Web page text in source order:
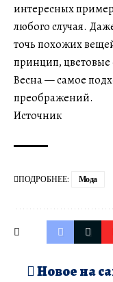
интересных
любого случая.
точь похожих
принцип, цветовые
Весна — самое
преображений.
Источник
ПОДРОБНЕЕ: Мода
Новое на